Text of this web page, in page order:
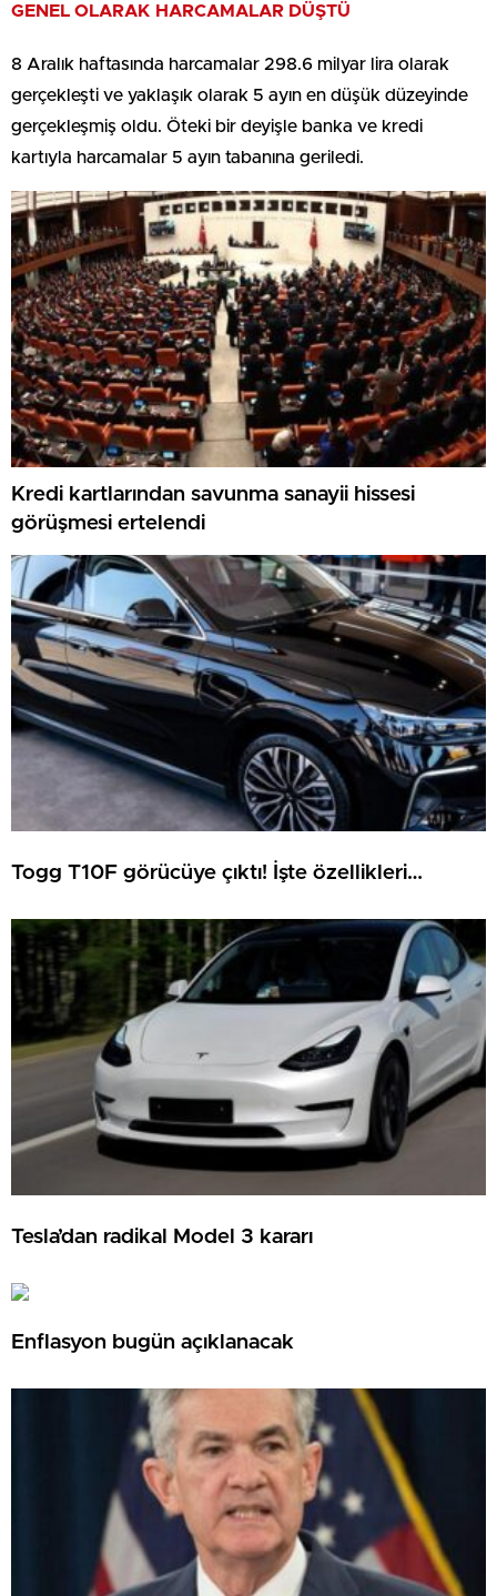
GENEL OLARAK HARCAMALAR DÜŞTÜ
8 Aralık haftasında harcamalar 298.6 milyar lira olarak
gerçekleşti ve yaklaşık olarak 5 ayın en düşük düzeyinde
gerçekleşmiş oldu. Öteki bir deyişle banka ve kredi
kartıyla harcamalar 5 ayın tabanına geriledi.
Kredi kartlarından savunma sanayii hissesi
görüşmesi ertelendi
Togg T10F görücüye çıktı! İşte özellikleri…
Tesla’dan radikal Model 3 kararı
Enflasyon bugün açıklanacak